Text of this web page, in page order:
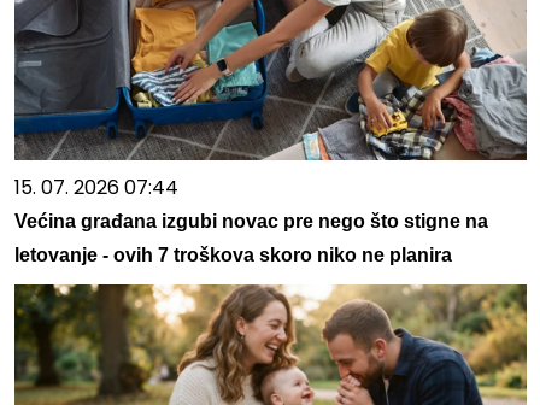
15. 07. 2026 07:44
Većina građana izgubi novac pre nego što stigne na
letovanje - ovih 7 troškova skoro niko ne planira